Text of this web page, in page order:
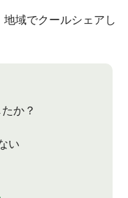
域でクールシェアし
か？
い